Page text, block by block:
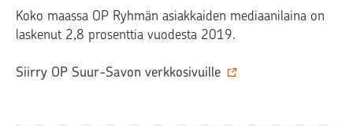
Koko maassa OP Ryhmän asiakkaiden mediaanilaina on
laskenut 2,8 prosenttia vuodesta 2019.
Siirry OP Suur-Savon verkkosivuille